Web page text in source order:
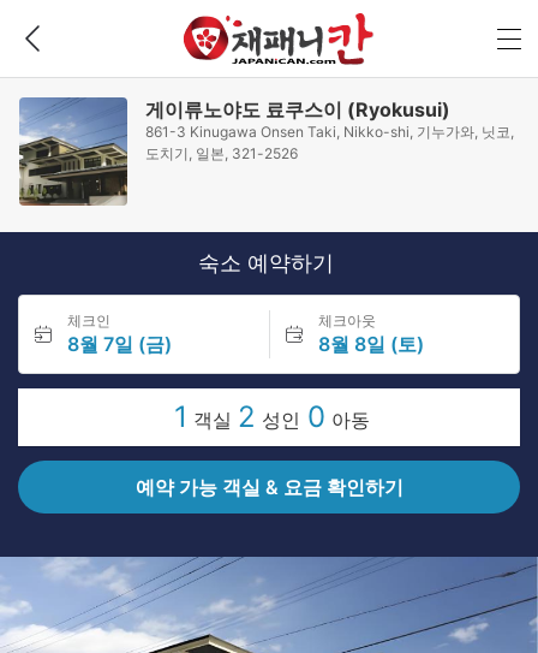
게이류노야도 료쿠스이 (Ryokusui)
861-3 Kinugawa Onsen Taki, Nikko-shi, 기누가와, 닛코,
도치기, 일본, 321-2526
숙소 예약하기
체크인
8월 7일 (금)
체크아웃
8월 8일 (토)
1 객실 2 성인 0 아동
예약 가능 객실 & 요금 확인하기